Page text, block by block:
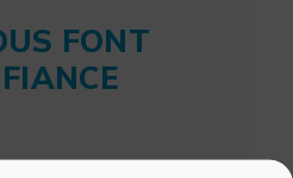
FONT